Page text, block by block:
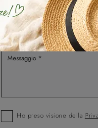
Ho preso visione della